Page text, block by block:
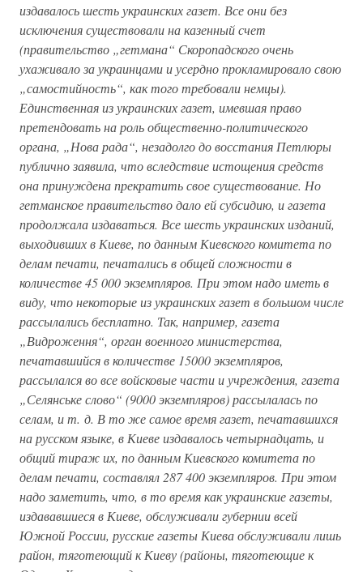
издавалось шесть украинских газет. Все они без
исключения существовали на казенный счет
(правительство „гетмана“ Скоропадского очень
ухаживало за украинцами и усердно прокламировало свою
„самостийность“, как того требовали немцы).
Единственная из украинских газет, имевшая право
претендовать на роль общественно-политического
органа, „Нова рада“, незадолго до восстания Петлюры
публично заявила, что вследствие истощения средств
она принуждена прекратить свое существование. Но
гетманское правительство дало ей субсидию, и газета
продолжала издаваться. Все шесть украинских изданий,
выходивших в Киеве, по данным Киевского комитета по
делам печати, печатались в общей сложности в
количестве 45 000 экземпляров. При этом надо иметь в
виду, что некоторые из украинских газет в большом числе
рассылались бесплатно. Так, например, газета
„Видроження“, орган военного министерства,
печатавшийся в количестве 15000 экземпляров,
рассылался во все войсковые части и учреждения, газета
„Селянське слово“ (9000 экземпляров) рассылалась по
селам, и т. д. В то же самое время газет, печатавшихся
на русском языке, в Киеве издавалось четырнадцать, и
общий тираж их, по данным Киевского комитета по
делам печати, составлял 287 400 экземпляров. При этом
надо заметить, что, в то время как украинские газеты,
издававшиеся в Киеве, обслуживали губернии всей
Южной России, русские газеты Киева обслуживали лишь
район, тяготеющий к Киеву (районы, тяготеющие к